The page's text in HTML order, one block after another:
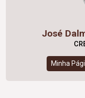
José
Minha